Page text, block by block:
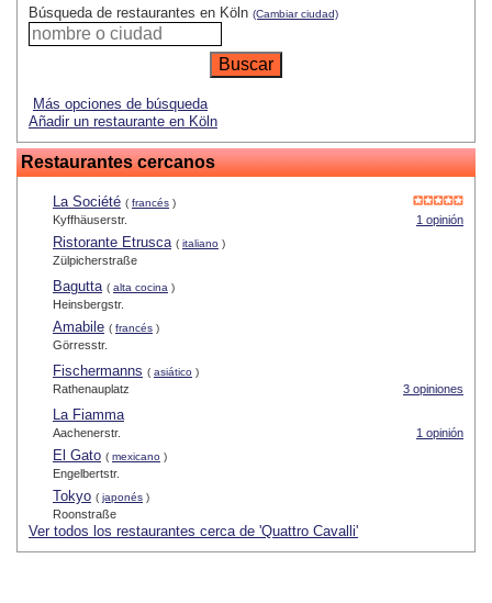
Búsqueda de restaurantes en Köln (Cambiar ciudad)
Más opciones de búsqueda
Añadir un restaurante en Köln
Restaurantes cercanos
La Société ( francés )
1 opinión
Kyffhäuserstr.
Ristorante Etrusca ( italiano )
Zülpicherstraße
Bagutta ( alta cocina )
Heinsbergstr.
Amabile ( francés )
Görresstr.
Fischermanns ( asiático )
3 opiniones
Rathenauplatz
La Fiamma
1 opinión
Aachenerstr.
El Gato ( mexicano )
Engelbertstr.
Tokyo ( japonés )
Roonstraße
Ver todos los restaurantes cerca de 'Quattro Cavalli'